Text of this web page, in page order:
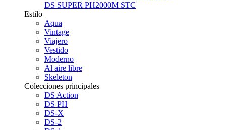
DS SUPER PH2000M STC
Estilo
Aqua
Vintage
Viajero
Vestido
Moderno
Al aire libre
Skeleton
Colecciones principales
DS Action
DS PH
DS-X
DS-2